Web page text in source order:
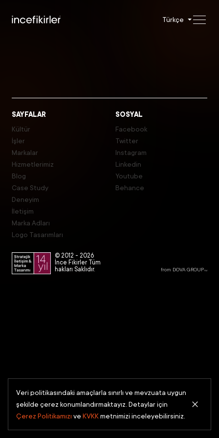
Türkçe
SAYFALAR
Kültür
İşler
Markalar
Hizmetlerimiz
Blog
Case Study
Deneyim
İletişim
Marka Adları
Logo Tasarımları
SOSYAL
Facebook
Twitter
Instagram
Linkedin
Youtube
Behance
© 2012 - 2026
İnce Fikirler Tüm
hakları Saklıdır.
from DOVA GROUPTM
Veri politikasındaki amaçlarla sınırlı ve mevzuata uygun
şekilde çerez konumlandırmaktayız. Detaylar için
Çerez Politikamızı ve KVKKmetnimizi inceleyebilirsiniz.